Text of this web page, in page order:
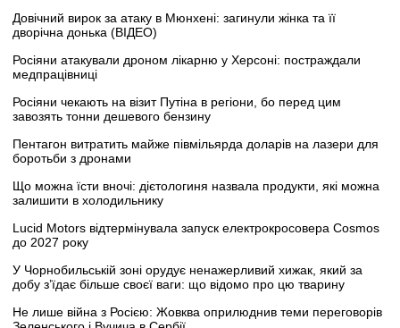
Довічний вирок за атаку в Мюнхені: загинули жінка та її
дворічна донька (ВІДЕО)
Росіяни атакували дроном лікарню у Херсоні: постраждали
медпрацівниці
Росіяни чекають на візит Путіна в регіони, бо перед цим
завозять тонни дешевого бензину
Пентагон витратить майже півмільярда доларів на лазери для
боротьби з дронами
Що можна їсти вночі: дієтологиня назвала продукти, які можна
залишити в холодильнику
Lucid Motors відтермінувала запуск електрокросовера Cosmos
до 2027 року
У Чорнобильській зоні орудує ненажерливий хижак, який за
добу з’їдає більше своєї ваги: що відомо про цю тварину
Не лише війна з Росією: Жовква оприлюднив теми переговорів